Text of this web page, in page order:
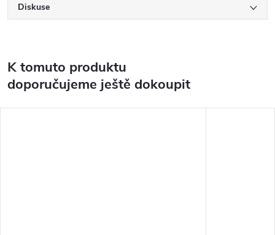
Diskuse
K tomuto produktu
doporučujeme ještě dokoupit